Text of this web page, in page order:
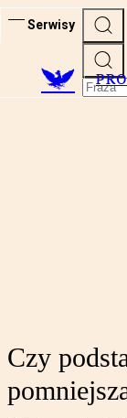
Serwisy
PRO
Czy